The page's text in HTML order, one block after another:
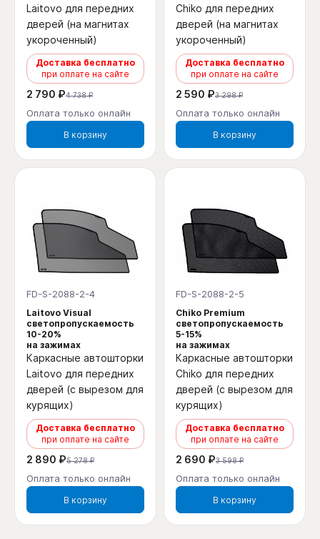
Laitovo для передних
дверей (на магнитах
укороченный)
Доставка бесплатно
при оплате на сайте
2 790 ₽4 738 ₽
Оплата только онлайн
В корзину
Chiko для передних
дверей (на магнитах
укороченный)
Доставка бесплатно
при оплате на сайте
2 590 ₽3 298 ₽
Оплата только онлайн
В корзину
FD-S-2088-2-4
Laitovo Visual
светопропускаемость
10-20%
на зажимах
Каркасные автошторки
Laitovo для передних
дверей (с вырезом для
курящих)
Доставка бесплатно
при оплате на сайте
2 890 ₽5 278 ₽
Оплата только онлайн
В корзину
FD-S-2088-2-5
Chiko Premium
светопропускаемость
5-15%
на зажимах
Каркасные автошторки
Chiko для передних
дверей (с вырезом для
курящих)
Доставка бесплатно
при оплате на сайте
2 690 ₽3 598 ₽
Оплата только онлайн
В корзину